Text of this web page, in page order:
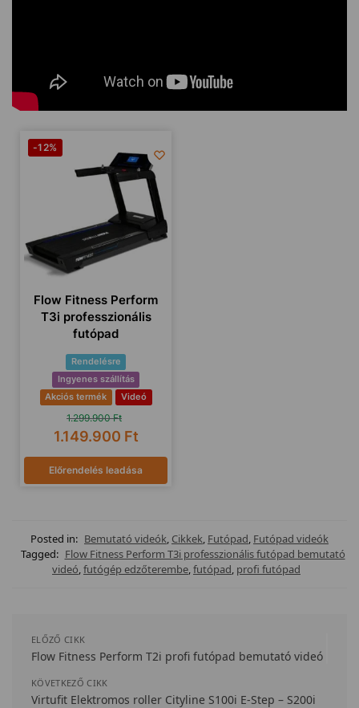
-12%
Flow Fitness Perform
T3i professzionális
futópad
Rendelésre
Ingyenes szállítás
Akciós termék
Videó
1.299.900Ft
1.149.900 Ft
Előrendelés leadása
Posted in: Bemutató videók, Cikkek, Futópad, Futópad videók
Tagged: Flow Fitness Perform T3i professzionális futópad bemutató
videó,futógép edzőterembe,futópad, profi futópad
ELŐZŐ CIKK
Flow Fitness Perform T2i profi futópad bemutató videó
KÖVETKEZŐ CIKK
Virtufit Elektromos roller Cityline S100i E-Step – S200i